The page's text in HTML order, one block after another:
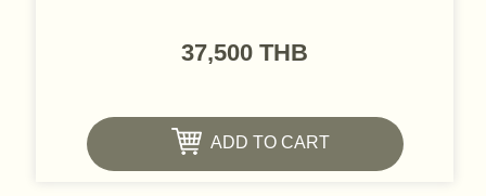
37,500 THB
ADD TO CART